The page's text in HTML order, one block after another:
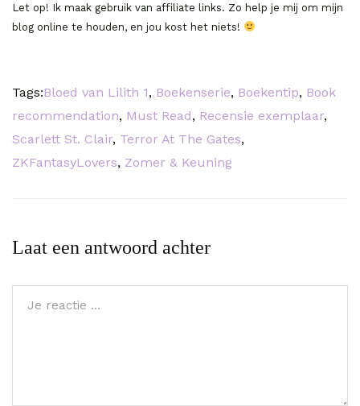
Let op! Ik maak gebruik van affiliate links. Zo help je mij om mijn
blog online te houden, en jou kost het niets!
Tags:Bloed van Lilith 1, Boekenserie, Boekentip, Book
recommendation, Must Read, Recensie exemplaar,
Scarlett St. Clair, Terror At The Gates,
ZKFantasyLovers, Zomer & Keuning
Laat een antwoord achter